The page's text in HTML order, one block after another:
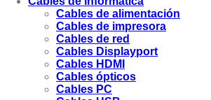
Cables de alimentación
Cables de impresora
Cables de red
Cables Displayport
Cables HDMI
Cables ópticos
Cables PC